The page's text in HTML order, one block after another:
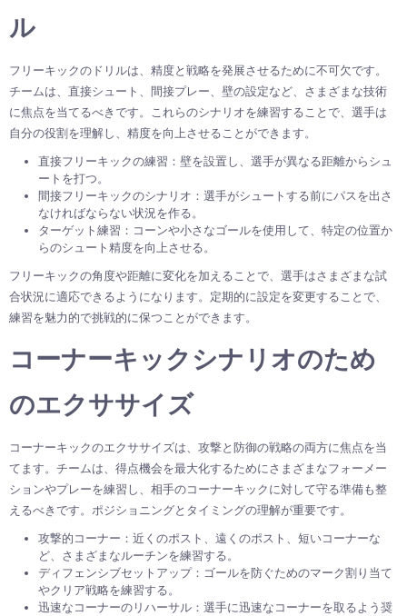
ル
フリーキックのドリルは、精度と戦略を発展させるために不可欠です。
チームは、直接シュート、間接プレー、壁の設定など、さまざまな技術
に焦点を当てるべきです。これらのシナリオを練習することで、選手は
自分の役割を理解し、精度を向上させることができます。
直接フリーキックの練習：壁を設置し、選手が異なる距離からシュ
ートを打つ。
間接フリーキックのシナリオ：選手がシュートする前にパスを出さ
なければならない状況を作る。
ターゲット練習：コーンや小さなゴールを使用して、特定の位置か
らのシュート精度を向上させる。
フリーキックの角度や距離に変化を加えることで、選手はさまざまな試
合状況に適応できるようになります。定期的に設定を変更することで、
練習を魅力的で挑戦的に保つことができます。
コーナーキックシナリオのため
のエクササイズ
コーナーキックのエクササイズは、攻撃と防御の戦略の両方に焦点を当
てます。チームは、得点機会を最大化するためにさまざまなフォーメー
ションやプレーを練習し、相手のコーナーキックに対して守る準備も整
えるべきです。ポジショニングとタイミングの理解が重要です。
攻撃的コーナー：近くのポスト、遠くのポスト、短いコーナーな
ど、さまざまなルーチンを練習する。
ディフェンシブセットアップ：ゴールを防ぐためのマーク割り当て
やクリア戦略を練習する。
迅速なコーナーのリハーサル：選手に迅速なコーナーを取るよう奨